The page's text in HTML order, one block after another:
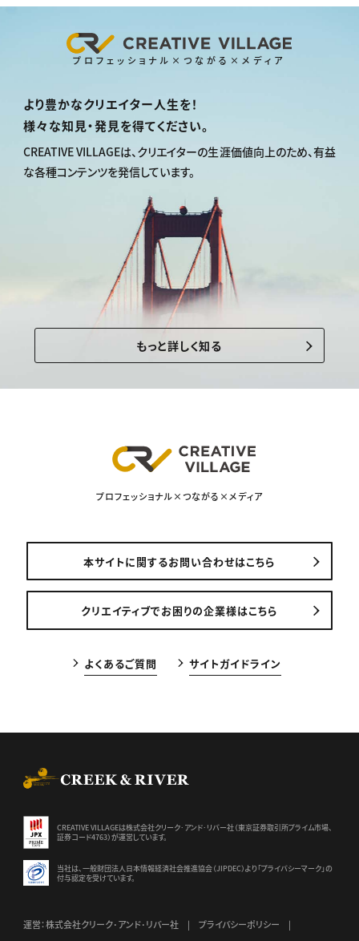
プロフェッショナル×つながる×メディア
より豊かなクリエイター人生を！
様々な知見・発見を得てください。
CREATIVE VILLAGEは、クリエイターの生涯価値向上のため、有益
な各種コンテンツを発信しています。
もっと詳しく知る
プロフェッショナル×つながる×メディア
本サイトに関するお問い合わせはこちら
クリエイティブでお困りの企業様はこちら
よくあるご質問 サイトガイドライン
CREATIVE VILLAGEは株式会社クリーク･アンド･リバー社（東京証券取引所プライム市場、
証券コード4763）が運営しています。
当社は、一般財団法人日本情報経済社会推進協会（JIPDEC）より 「プライバシーマーク」の
付与認定を受けています。
運営：株式会社クリーク･アンド･リバー社
プライバシーポリシー